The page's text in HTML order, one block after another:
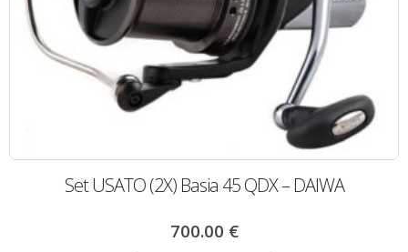
Set USATO (2X) Basia 45 QDX – DAIWA
700.00 €